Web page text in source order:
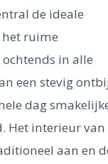
Budapest
de ideale
het ruime
in alle
een stevig
dag
Het interieur
aan en